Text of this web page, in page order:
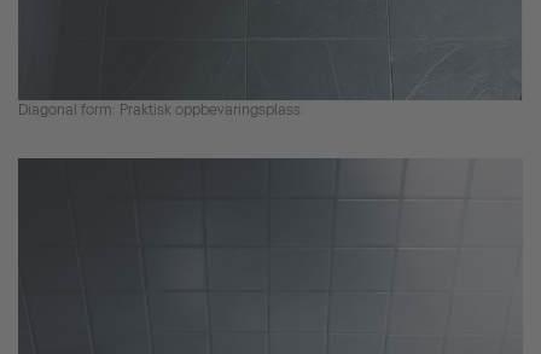
Diagonal form: Praktisk oppbevaringsplass.